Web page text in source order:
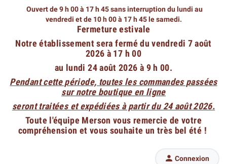
Ouvert de 9 h 00 à 17 h 45 sans interruption du lundi au
vendredi et de 10 h 00 à 17 h 45 le samedi.
Fermeture estivale
Notre établissement sera fermé du vendredi 7 août
2026 à 17 h 00
au lundi 24 août 2026 à 9 h 00.
Pendant cette période, toutes les commandes passées
sur notre boutique en ligne
seront traitées et expédiées à partir du 24 août 2026.
Toute l'équipe Merson vous remercie de votre
compréhension et vous souhaite un très bel été !
 Connexion